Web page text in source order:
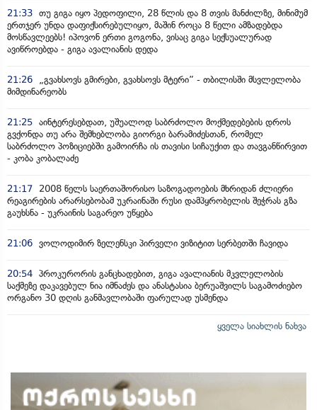
21:33 თუ გიგა იყო პედოფილი, 28 წლის და 8 თვის მანძილზე, მინიმუმ
ერთჯერ უნდა დაფიქსირებულიყო, მაშინ როცა 8 წელი ამზადებდა
მოსწავლეებს! იპოვონ ერთი გოგონა, ვისაც გიგა სექსუალურად
ავიწროებდა - გიგა ავალიანის დედა
21:26
„გვახსოვს გმირები, გვახსოვს მტერი” - თბილისში მსვლელობა
მიმდინარეობს
21:25 აინტერესებდათ, უშუალოდ საბრძოლო მოქმედებების დროს
გვქონდა თუ არა შემხებლობა გიორგი ბარამიძესთან, რომელ
საბრძოლო პოზიციებში გამოირჩა ის თავისი სიჩაუქით და თავგანწირვით
- კობა კობალაძე
21:17
2008 წელს საერთაშორისო საზოგადოების მხრიდან ძლიერი
რეაგირების არარსებობამ უკრაინაში რუსი დამპყრობელის შეჭრას გზა
გაუხსნა - უკრაინის საგარეო უწყება
21:06 ვოლოდიმირ ზელენსკი პირველი ვიზიტით სერბეთში ჩავიდა
20:54 პროკურორის განცხადებით, გიგა ავალიანის მკვლელობის
საქმეზე დაკავებულ ნია იმნაძეს და ანასტასია ბერუაშვილს საგამოძიებო
ორგანო 30 დღის განმავლობაში ფარულად უსმენდა
ყველა სიახლის ნახვა